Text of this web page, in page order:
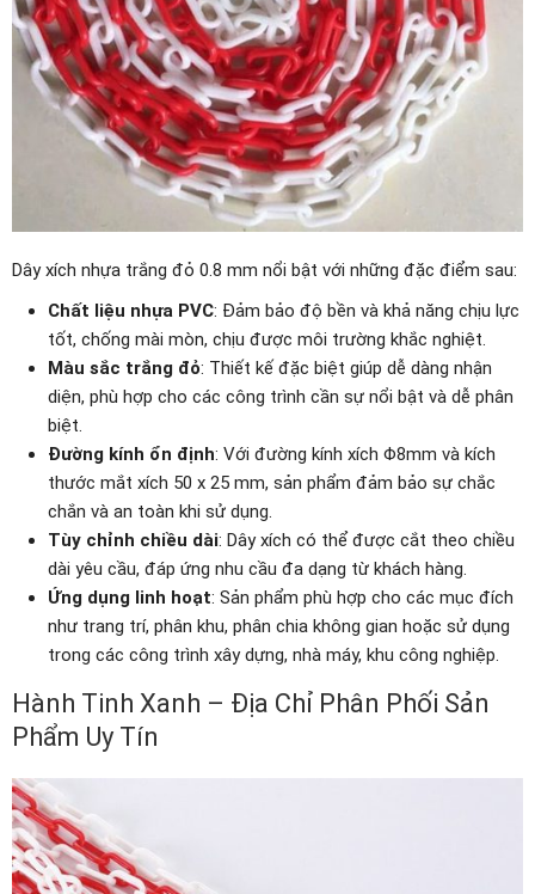
Dây xích nhựa trắng đỏ 0.8 mm nổi bật với những đặc điểm sau:
Chất liệu nhựa PVC: Đảm bảo độ bền và khả năng chịu lực
tốt, chống mài mòn, chịu được môi trường khắc nghiệt.
Màu sắc trắng đỏ: Thiết kế đặc biệt giúp dễ dàng nhận
diện, phù hợp cho các công trình cần sự nổi bật và dễ phân
biệt.
Đường kính ổn định: Với đường kính xích Φ8mm và kích
thước mắt xích 50 x 25 mm, sản phẩm đảm bảo sự chắc
chắn và an toàn khi sử dụng.
Tùy chỉnh chiều dài: Dây xích có thể được cắt theo chiều
dài yêu cầu, đáp ứng nhu cầu đa dạng từ khách hàng.
Ứng dụng linh hoạt: Sản phẩm phù hợp cho các mục đích
như trang trí, phân khu, phân chia không gian hoặc sử dụng
trong các công trình xây dựng, nhà máy, khu công nghiệp.
Hành Tinh Xanh – Địa Chỉ Phân Phối Sản
Phẩm Uy Tín